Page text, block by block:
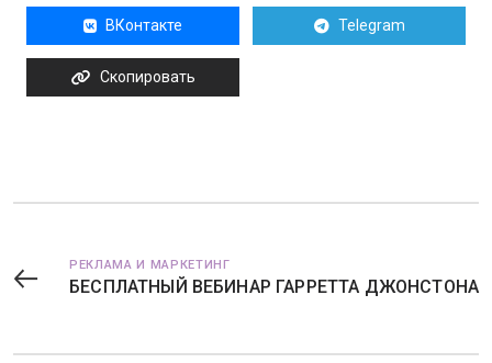
ВКонтакте Telegram
Скопировать
РЕКЛАМА И МАРКЕТИНГ
БЕСПЛАТНЫЙ ВЕБИНАР ГАРРЕТТА ДЖОНСТОНА